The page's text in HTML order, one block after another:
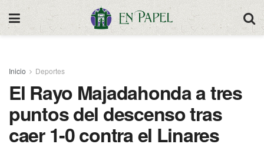
Inicio Deportes
El Rayo Majadahonda a tres
puntos del descenso tras
caer 1-0 contra el Linares